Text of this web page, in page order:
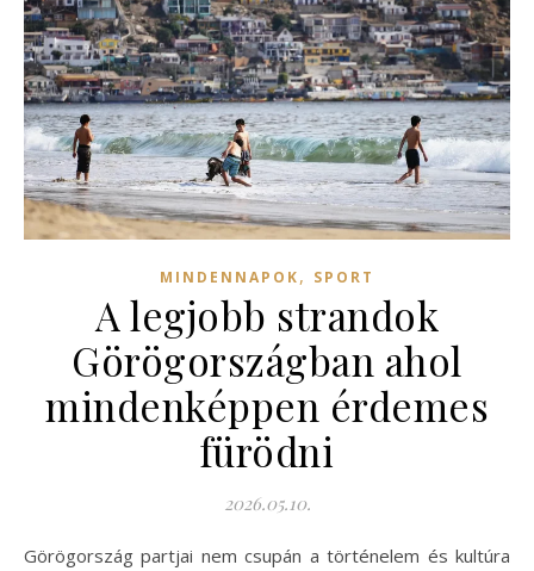
MINDENNAPOK, SPORT
A legjobb strandok
Görögországban ahol
mindenképpen érdemes
fürödni
2026.05.10.
Görögország partjai nem csupán a történelem és kultúra